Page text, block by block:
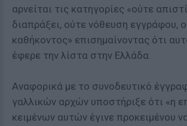
αρνείται τις κατηγορίες «ούτε
διαπράξει, ούτε νόθευση εγγράφου,
καθήκοντος» επισημαίνοντας ότι
έφερε την λίστα στην Ελλάδα.
Αναφορικά με το συνοδευτικό
γαλλικών αρχών υποστήριξε ότι «η
κειμένων αυτών έγινε προκειμένου